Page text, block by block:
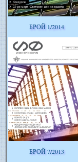
БРОЙ 1/2014
БРОЙ 7/2013